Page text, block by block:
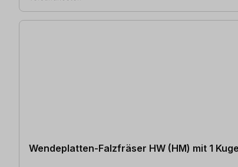
Wendeplatten-Falzfräser HW (HM) mit 1